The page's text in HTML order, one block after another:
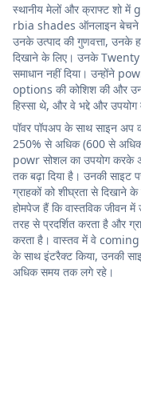
स्थानीय मेलों और क्राफ्ट शो
rbia shades ऑनलाइन बेचने
उनके उत्पाद की गुणवत्ता, उनके
दिखाने के लिए। उनके
समाधान नहीं दिया। उन्होंने
options की कोशिश की और
हिस्सा थे, और वे भद्दे और
पॉवर पॉपअप के साथ साइन
250% से अधिक (600 से
powr सोशल का उपयोग करके
तक बढ़ा दिया है। उनकी
ग्राहकों को शीघ्रता से
होमपेज हैं कि वास्तविक जीवन
तरह से प्रदर्शित करता है और
करता है। वास्तव में वे coming
के साथ इंटरैक्ट किया, उनकी
अधिक समय तक लगे रहे।